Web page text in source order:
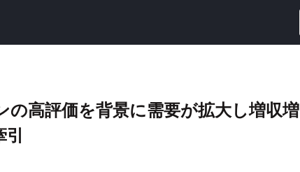
の高評価を背景に需要が拡大し増収増